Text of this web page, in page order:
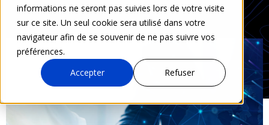
informations ne seront pas suivies lors de votre visite
sur ce site. Un seul cookie sera utilisé dans votre
navigateur afin de se souvenir de ne pas suivre vos
préférences.
Accepter
Refuser
0 Commentaire